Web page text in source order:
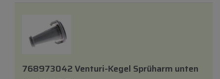
768973042 Venturi-Kegel Sprüharm unten